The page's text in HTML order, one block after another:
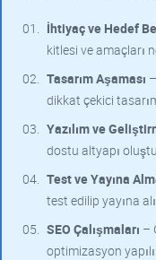
İhtiyaç ve Hedef
kitlesi ve amaçları
Tasarım Aşaması
dikkat çekici
Yazılım ve
dostu altyapı
Test ve Yayına
test edilip yayına
SEO Çalışmaları –
optimizasyon